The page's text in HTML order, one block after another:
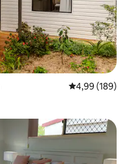
Évaluation
4,99 (189)